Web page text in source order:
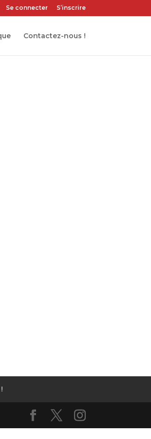
Se connecter S’inscrire
Contactez-nous !